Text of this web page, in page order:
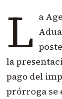
L a
la
pago del
prórroga se